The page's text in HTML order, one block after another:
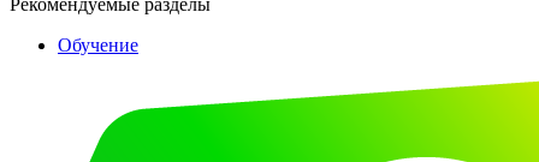
Рекомендуемые разделы
Обучение